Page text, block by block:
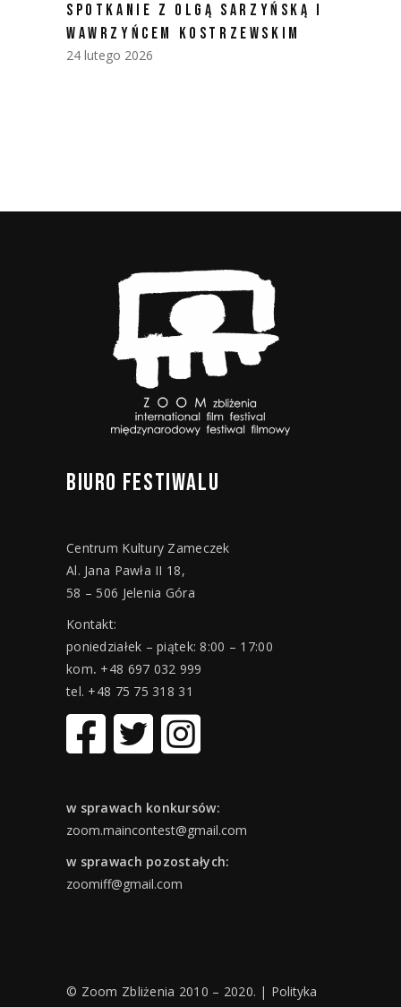
SPOTKANIE Z OLGĄ SARZYŃSKĄ I
WAWRZYŃCEM KOSTRZEWSKIM
24 lutego 2026
BIURO FESTIWALU
Centrum Kultury Zameczek
Al. Jana Pawła II 18,
58 – 506 Jelenia Góra
Kontakt:
poniedziałek – piątek: 8:00 – 17:00
kom. +48 697 032 999
tel. +48 75 75 318 31
w sprawach konkursów:
zoom.maincontest@gmail.com
w sprawach pozostałych:
zoomiff@gmail.com
© Zoom Zbliżenia 2010 – 2020. | Polityka